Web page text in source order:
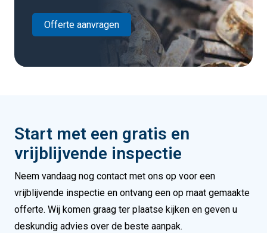
Offerte aanvragen
Start met een gratis en
vrijblijvende inspectie
Neem vandaag nog contact met ons op voor een
vrijblijvende inspectie en ontvang een op maat gemaakte
offerte. Wij komen graag ter plaatse kijken en geven u
deskundig advies over de beste aanpak.